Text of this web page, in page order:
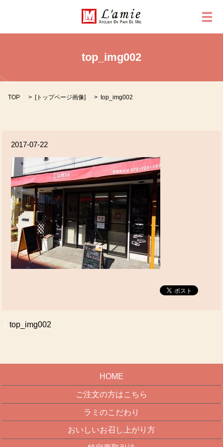
メ
top_img002
TOP [トップページ画像] top_img002
2017-07-22
top_img002
HOME
ご注文の方はこちら
ラミのこだわり
おいしいお召し上がり方